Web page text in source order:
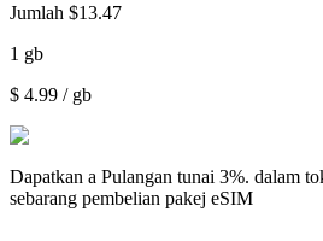
Jumlah $13.47
1 gb
$ 4.99 / gb
Dapatkan a Pulangan tunai 3%. dalam
sebarang pembelian pakej eSIM